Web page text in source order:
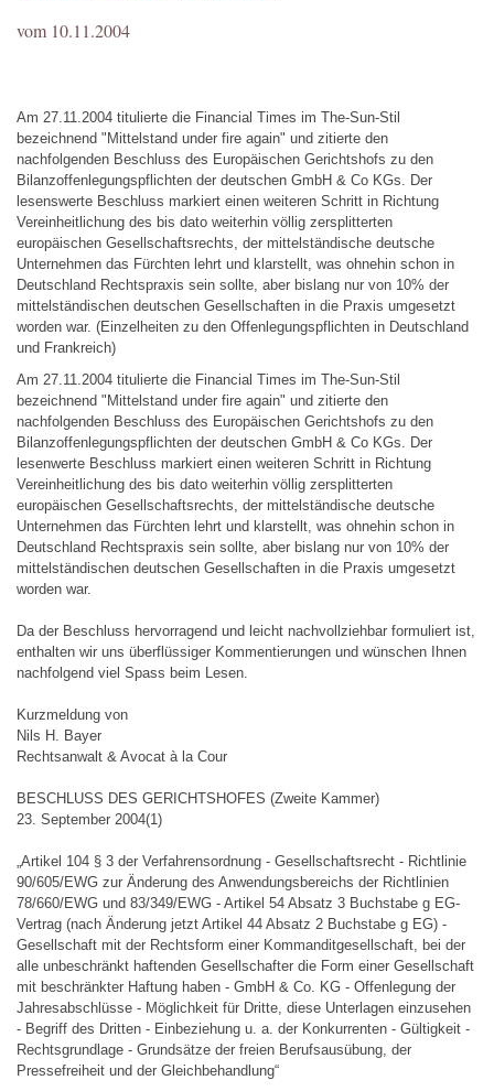
vom 10.11.2004
Am 27.11.2004 titulierte die Financial Times im The-Sun-Stil
bezeichnend "Mittelstand under fire again" und zitierte den
nachfolgenden Beschluss des Europäischen Gerichtshofs zu den
Bilanzoffenlegungspflichten der deutschen GmbH & Co KGs. Der
lesenswerte Beschluss markiert einen weiteren Schritt in Richtung
Vereinheitlichung des bis dato weiterhin völlig zersplitterten
europäischen Gesellschaftsrechts, der mittelständische deutsche
Unternehmen das Fürchten lehrt und klarstellt, was ohnehin schon in
Deutschland Rechtspraxis sein sollte, aber bislang nur von 10% der
mittelständischen deutschen Gesellschaften in die Praxis umgesetzt
worden war. (Einzelheiten zu den Offenlegungspflichten in Deutschland
und Frankreich)
Am 27.11.2004 titulierte die Financial Times im The-Sun-Stil
bezeichnend "Mittelstand under fire again" und zitierte den
nachfolgenden Beschluss des Europäischen Gerichtshofs zu den
Bilanzoffenlegungspflichten der deutschen GmbH & Co KGs. Der
lesenwerte Beschluss markiert einen weiteren Schritt in Richtung
Vereinheitlichung des bis dato weiterhin völlig zersplitterten
europäischen Gesellschaftsrechts, der mittelständische deutsche
Unternehmen das Fürchten lehrt und klarstellt, was ohnehin schon in
Deutschland Rechtspraxis sein sollte, aber bislang nur von 10% der
mittelständischen deutschen Gesellschaften in die Praxis umgesetzt
worden war.
Da der Beschluss hervorragend und leicht nachvollziehbar formuliert ist,
enthalten wir uns überflüssiger Kommentierungen und wünschen Ihnen
nachfolgend viel Spass beim Lesen.
Kurzmeldung von
Nils H. Bayer
Rechtsanwalt & Avocat à la Cour
BESCHLUSS DES GERICHTSHOFES (Zweite Kammer)
23. September 2004(1)
„Artikel 104 § 3 der Verfahrensordnung - Gesellschaftsrecht - Richtlinie
90/605/EWG zur Änderung des Anwendungsbereichs der Richtlinien
78/660/EWG und 83/349/EWG - Artikel 54 Absatz 3 Buchstabe g EG-
Vertrag (nach Änderung jetzt Artikel 44 Absatz 2 Buchstabe g EG) -
Gesellschaft mit der Rechtsform einer Kommanditgesellschaft, bei der
alle unbeschränkt haftenden Gesellschafter die Form einer Gesellschaft
mit beschränkter Haftung haben - GmbH & Co. KG - Offenlegung der
Jahresabschlüsse - Möglichkeit für Dritte, diese Unterlagen einzusehen
- Begriff des Dritten - Einbeziehung u. a. der Konkurrenten - Gültigkeit -
Rechtsgrundlage - Grundsätze der freien Berufsausübung, der
Pressefreiheit und der Gleichbehandlung“